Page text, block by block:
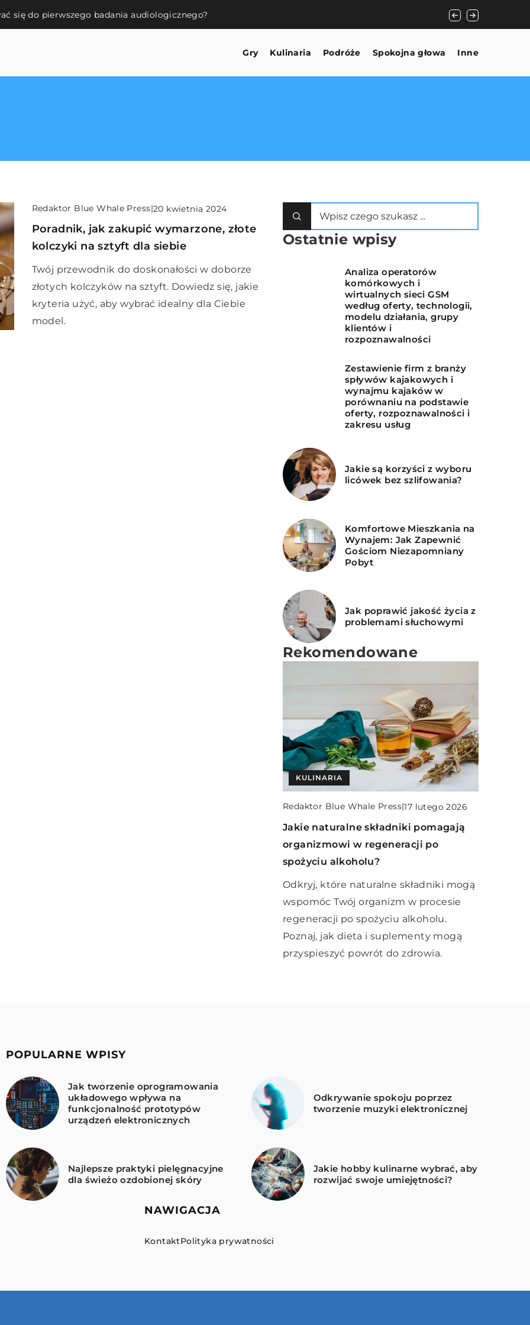
się do pierwszego badania audiologicznego? Zrównoważone
Gry Kulinaria Podróże Spokojna głowa Inne
Redaktor Blue Whale Press|20 kwietnia 2024
Poradnik, jak zakupić wymarzone, złote
kolczyki na sztyft dla siebie
Twój przewodnik do doskonałości w doborze
złotych kolczyków na sztyft. Dowiedz się, jakie
kryteria użyć, aby wybrać idealny dla Ciebie
model.
Ostatnie wpisy
Analiza operatorów
komórkowych i
wirtualnych sieci GSM
według oferty, technologii,
modelu działania, grupy
klientów i
rozpoznawalności
Zestawienie firm z branży
spływów kajakowych i
wynajmu kajaków w
porównaniu na podstawie
oferty, rozpoznawalności i
zakresu usług
Jakie są korzyści z wyboru
licówek bez szlifowania?
Komfortowe Mieszkania na
Wynajem: Jak Zapewnić
Gościom Niezapomniany
Pobyt
Jak poprawić jakość życia z
problemami słuchowymi
Rekomendowane
PODRÓŻE
Redaktor Blue Whale Press|24 maja 2023
Podróże i odkrywanie świata: Jak
czerpać radość z podróży i
poznawania nowych kultur?
Podróże są nie tylko sposobem na
zwiedzanie pięknych miejsc, ale także
okazją do poznawania różnorodnych
kultur i czerpania radości z nowych
doświadczeń.
KULINARIA
Redaktor Blue Whale Press|17 lutego 2026
Jakie naturalne składniki pomagają
organizmowi w regeneracji po
spożyciu alkoholu?
Odkryj, które naturalne składniki mogą
wspomóc Twój organizm w procesie
regeneracji po spożyciu alkoholu.
Poznaj, jak dieta i suplementy mogą
przyspieszyć powrót do zdrowia.
KULINARIA
Redaktor Blue Whale Press 15 lipca 2024
Jak prawidłowo zbilansować dietę
dziecka za pomocą smacznych i
zdrowych przekąsek?
Dowiedz się, jak przygotować zdrowe i
smaczne przekąski dla dziecka, które
pomogą utrzymać zbilansowaną dietę.
Przeczytaj nasze porady i sprawdź
proste przepisy!
POPULARNE WPISY
Jak tworzenie oprogramowania
układowego wpływa na
funkcjonalność prototypów
urządzeń elektronicznych
Odkrywanie spokoju poprzez
tworzenie muzyki elektronicznej
Najlepsze praktyki pielęgnacyjne
dla świeżo ozdobionej skóry
Jakie hobby kulinarne wybrać, aby
rozwijać swoje umiejętności?
NAWIGACJA
KontaktPolityka prywatności